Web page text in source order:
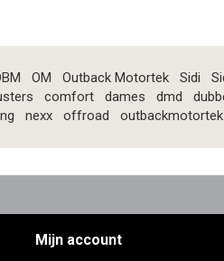
OM Outback Motortek Sidi
comfort dames dmd
nexx offroad outbackmotortek
Mijn account